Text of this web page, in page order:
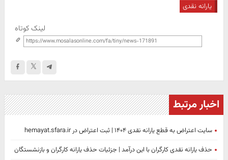
یارانه نقدی
لینک کوتاه
اخبار مرتبط
سایت اعتراض به قطع یارانه نقدی ۱۴۰۴ | ثبت اعتراض در hemayat.sfara.ir
حذف یارانه نقدی کارگران با این درآمد | جزئیات حذف یارانه کارگران و بازنشستگان